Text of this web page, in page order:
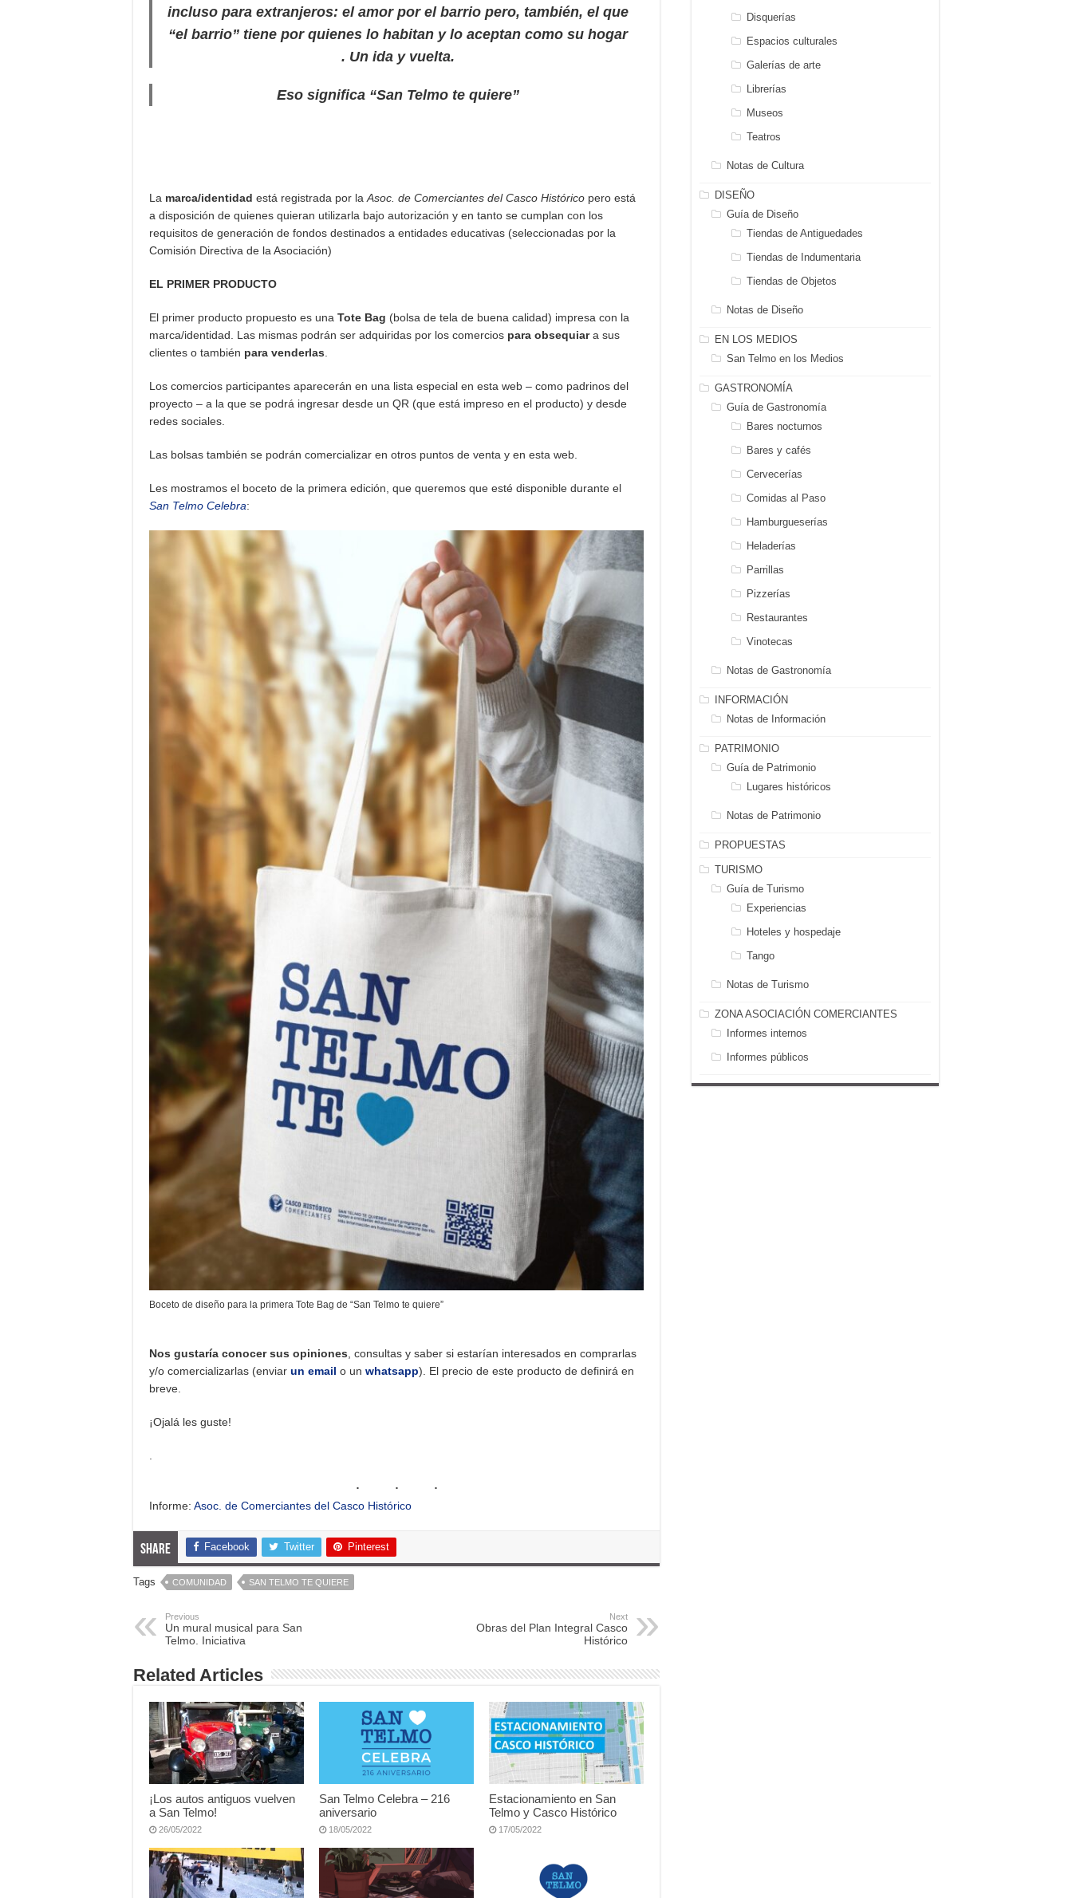
incluso para extranjeros: el amor por el barrio pero, también, el que
“el barrio” tiene por quienes lo habitan y lo aceptan como su hogar
. Un ida y vuelta.
Eso significa “San Telmo te quiere”
La marca/identidad está registrada por la Asoc. de Comerciantes del Casco Histórico pero está
a disposición de quienes quieran utilizarla bajo autorización y en tanto se cumplan con los
requisitos de generación de fondos destinados a entidades educativas (seleccionadas por la
Comisión Directiva de la Asociación)
EL PRIMER PRODUCTO
El primer producto propuesto es una Tote Bag (bolsa de tela de buena calidad) impresa con la
marca/identidad. Las mismas podrán ser adquiridas por los comercios para obsequiara sus
clientes o también para venderlas
Los comercios participantes aparecerán en una lista especial en esta web – como padrinos del
proyecto – a la que se podrá ingresar desde un QR (que está impreso en el producto) y desde
redes sociales.
Las bolsas también se podrán comercializar en otros puntos de venta y en esta web.
Les mostramos el boceto de la primera edición, que queremos que esté disponible durante el
San Telmo Celebra:
Boceto de diseño para la primera Tote Bag de “San Telmo te quiere”
Nos gustaría conocer sus opiniones , consultas y saber si estarían interesados en comprarlas
y/o comercializarlas (enviar un email o un whatsapp). El precio de este producto de definirá en
breve.
¡Ojalá les guste!
Informe: Asoc. de Comerciantes del Casco Histórico
Share Facebook Twitter Pinterest
Tags COMUNIDAD SAN TELMO TE QUIERE
Previous
Un mural musical para San
Telmo. Iniciativa
Next
Obras del Plan Integral Casco
Histórico
Related Articles
¡Los autos antiguos vuelven
a San Telmo!
26/05/2022
San Telmo Celebra – 216
aniversario
18/05/2022
Estacionamiento en San
Telmo y Casco Histórico
17/05/2022
Disquerías
Espacios culturales
Galerías de arte
Librerías
Museos
Teatros
Notas de Cultura
DISEÑO
Guía de Diseño
Tiendas de Antiguedades
Tiendas de Indumentaria
Tiendas de Objetos
Notas de Diseño
EN LOS MEDIOS
San Telmo en los Medios
GASTRONOMÍA
Guía de Gastronomía
Bares nocturnos
Bares y cafés
Cervecerías
Comidas al Paso
Hamburgueserías
Heladerías
Parrillas
Pizzerías
Restaurantes
Vinotecas
Notas de Gastronomía
INFORMACIÓN
Notas de Información
PATRIMONIO
Guía de Patrimonio
Lugares históricos
Notas de Patrimonio
PROPUESTAS
TURISMO
Guía de Turismo
Experiencias
Hoteles y hospedaje
Tango
Notas de Turismo
ZONA ASOCIACIÓN COMERCIANTES
Informes internos
Informes públicos